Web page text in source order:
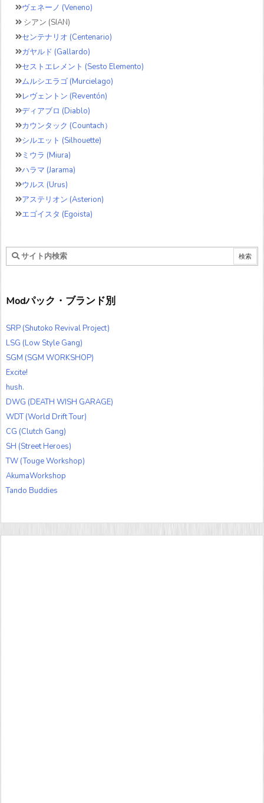
ヴェネーノ (Veneno)
シアン (SIAN)
センテナリオ (Centenario)
ガヤルド (Gallardo)
セストエレメント (Sesto Elemento)
ムルシエラゴ (Murcielago)
レヴェントン (Reventón)
ディアブロ (Diablo)
カウンタック (Countach）
シルエット (Silhouette)
ミウラ (Miura)
ハラマ (Jarama)
ウルス (Urus)
アステリオン (Asterion)
エゴイスタ (Egoista)
Modパック・ブランド別
SRP (Shutoko Revival Project)
LSG (Low Style Gang)
SGM (SGM WORKSHOP)
Excite!
hush.
DWG (DEATH WISH GARAGE)
WDT (World Drift Tour)
CG (Clutch Gang)
SH (Street Heroes)
TW (Touge Workshop)
AkumaWorkshop
Tando Buddies